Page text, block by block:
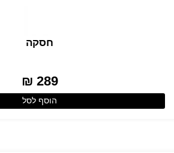
חסקה
289 ₪
הוסף לסל